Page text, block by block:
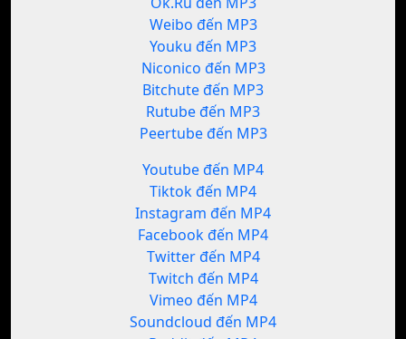
Weibo đến MP3
Youku đến MP3
Niconico đến MP3
Bitchute đến MP3
Rutube đến MP3
Peertube đến MP3
Youtube đến MP4
Tiktok đến MP4
Instagram đến MP4
Facebook đến MP4
Twitter đến MP4
Twitch đến MP4
Vimeo đến MP4
Soundcloud đến MP4